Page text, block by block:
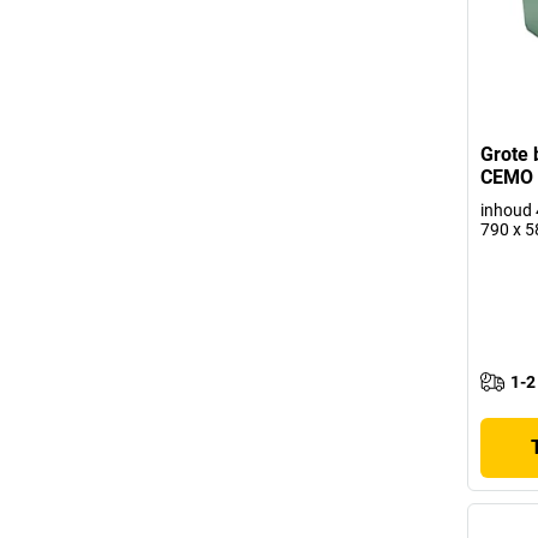
Grote
CEMO
inhoud
790 x
1-